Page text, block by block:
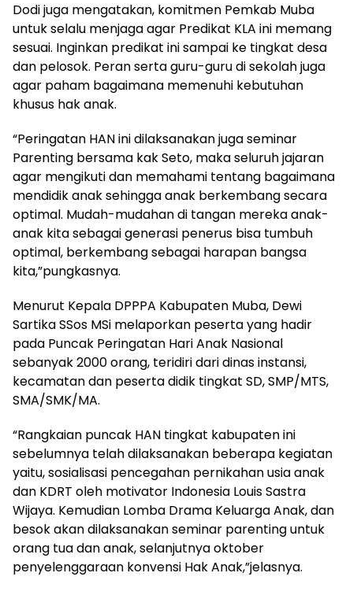
Dodi juga mengatakan, komitmen Pemkab Muba
untuk selalu menjaga agar Predikat KLA ini memang
sesuai. Inginkan predikat ini sampai ke tingkat desa
dan pelosok. Peran serta guru-guru di sekolah juga
agar paham bagaimana memenuhi kebutuhan
khusus hak anak.
“Peringatan HAN ini dilaksanakan juga seminar
Parenting bersama kak Seto, maka seluruh jajaran
agar mengikuti dan memahami tentang bagaimana
mendidik anak sehingga anak berkembang secara
optimal. Mudah-mudahan di tangan mereka anak-
anak kita sebagai generasi penerus bisa tumbuh
optimal, berkembang sebagai harapan bangsa
kita,”pungkasnya.
Menurut Kepala DPPPA Kabupaten Muba, Dewi
Sartika SSos MSi melaporkan peserta yang hadir
pada Puncak Peringatan Hari Anak Nasional
sebanyak 2000 orang, teridiri dari dinas instansi,
kecamatan dan peserta didik tingkat SD, SMP/MTS,
SMA/SMK/MA.
“Rangkaian puncak HAN tingkat kabupaten ini
sebelumnya telah dilaksanakan beberapa kegiatan
yaitu, sosialisasi pencegahan pernikahan usia anak
dan KDRT oleh motivator Indonesia Louis Sastra
Wijaya. Kemudian Lomba Drama Keluarga Anak, dan
besok akan dilaksanakan seminar parenting untuk
orang tua dan anak, selanjutnya oktober
penyelenggaraan konvensi Hak Anak,”jelasnya.